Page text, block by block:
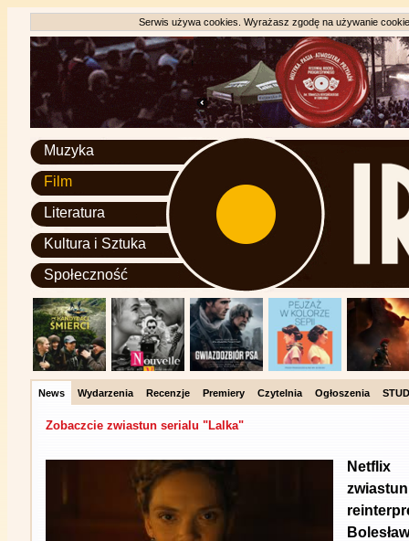
Serwis używa cookies. Wyrażasz zgodę na używanie
Muzyka
Film
Literatura
Kultura i Sztuka
Społeczność
News Wydarzenia Recenzje Premiery Czytelnia Ogłoszenia
Zobaczcie zwiastun serialu "Lalka"
Netflix